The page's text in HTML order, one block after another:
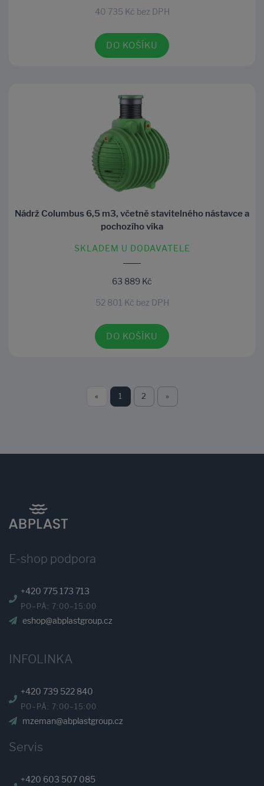
40 735 Kč bez DPH
DO KOŠÍKU
Nádrž Columbus 6,5 m3, včetně stavitelného nástavce a
pochozího víka
SKLADEM U DODAVATELE
63 889 Kč
52 801 Kč bez DPH
DO KOŠÍKU
« 1 2 »
E-shop podpora
+420 775 173 713
PO–PÁ: 7:00–15:00
eshop@abplastgroup.cz
INFOLINKA
+420 739 522 840
PO–PÁ: 7:00–15:00
mzeman@abplastgroup.cz
Servis
+420 603 507 085